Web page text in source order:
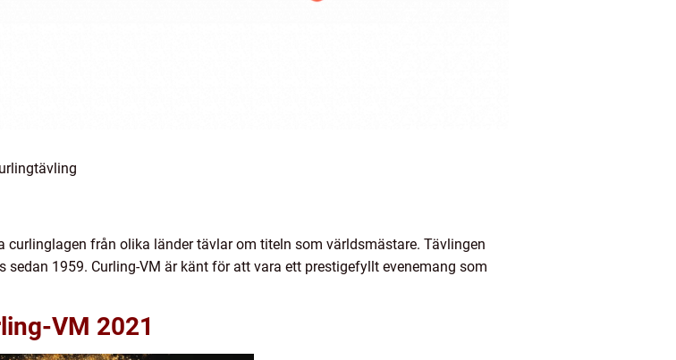
curlinglagen från olika länder tävlar om titeln som världsmästare. Tävlingen
sedan 1959. Curling-VM är känt för att vara ett prestigefyllt evenemang som
VM 2021